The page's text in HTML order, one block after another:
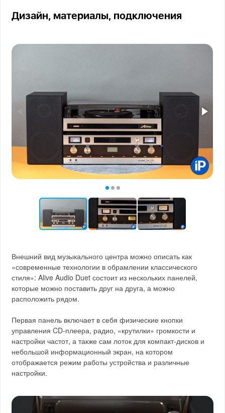
Дизайн, материалы, подключения
Внешний вид музыкального центра можно описать как
«современные технологии в обрамлении классического
стиля»: Alive Audio Duet состоит из нескольких панелей,
которые можно поставить друг на друга, а можно
расположить рядом.
Первая панель включает в себя физические кнопки
управления CD-плеера, радио, «крутилки» громкости и
настройки частот, а также сам лоток для компакт-дисков и
небольшой информационный экран, на котором
отображается режим работы устройства и различные
настройки.